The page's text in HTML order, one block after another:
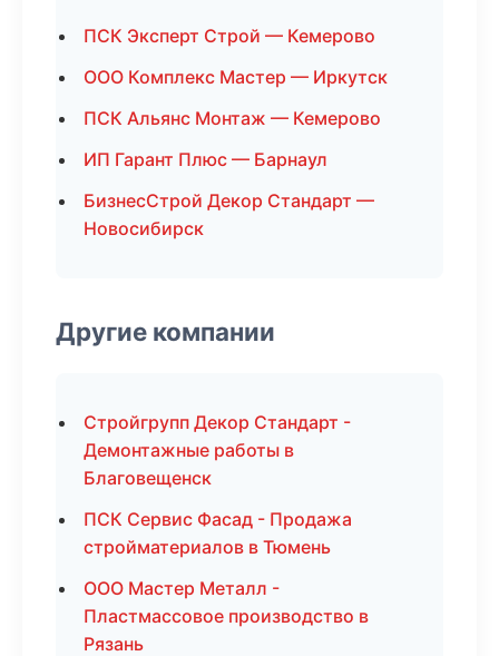
ПСК Эксперт Строй — Кемерово
ООО Комплекс Мастер — Иркутск
ПСК Альянс Монтаж — Кемерово
ИП Гарант Плюс — Барнаул
БизнесСтрой Декор Стандарт —
Новосибирск
Другие компании
Стройгрупп Декор Стандарт -
Демонтажные работы в
Благовещенск
ПСК Сервис Фасад - Продажа
стройматериалов в Тюмень
ООО Мастер Металл -
Пластмассовое производство в
Рязань